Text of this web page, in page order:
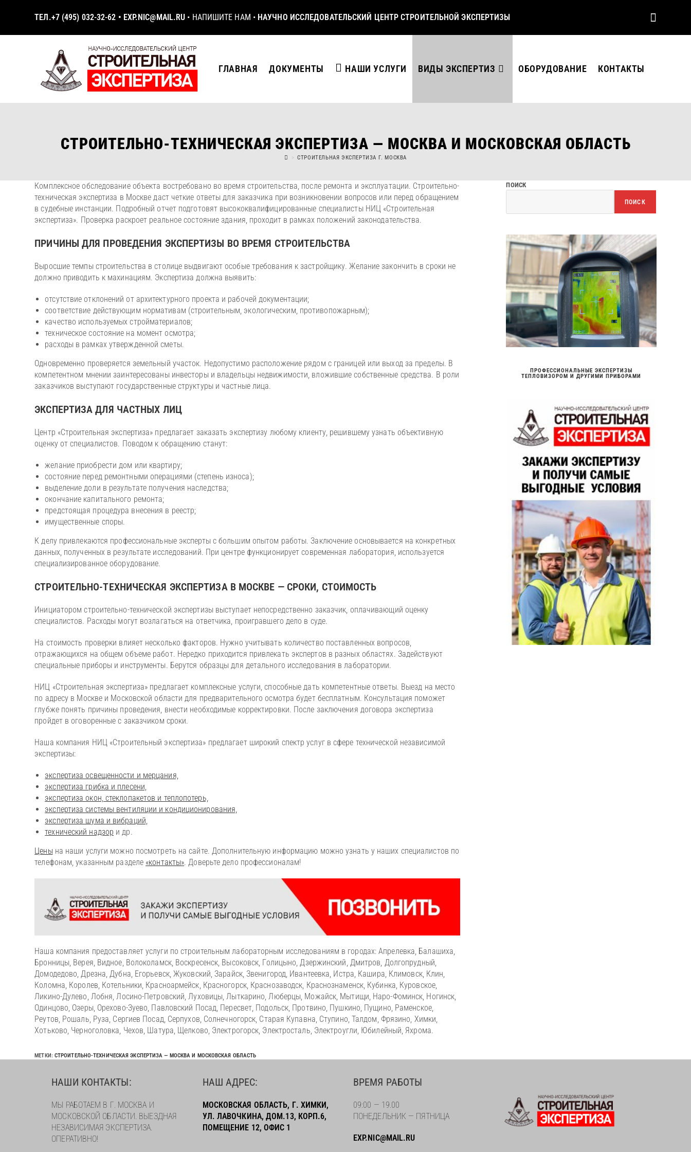
ТЕЛ.+7 (495) 032-32-62 • EXP.NIC@MAIL.RU • НАПИШИТЕ НАМ • НАУЧНО ИССЛЕДОВАТЕЛЬСКИЙ ЦЕНТР СТРОИТЕЛЬНОЙ ЭКСПЕРТИЗЫ
ГЛАВНАЯ ДОКУМЕНТЫ НАШИ УСЛУГИ ВИДЫ ЭКСПЕРТИЗ ОБОРУДОВАНИЕ КОНТАКТЫ
СТРОИТЕЛЬНО-ТЕХНИЧЕСКАЯ ЭКСПЕРТИЗА — МОСКВА И МОСКОВСКАЯ ОБЛАСТЬ
> СТРОИТЕЛЬНАЯ ЭКСПЕРТИЗА Г. МОСКВА
Комплексное обследование объекта востребовано во время строительства, после ремонта и эксплуатации. Строительно-
техническая экспертиза в Москве даст четкие ответы для заказчика при возникновении вопросов или перед обращением
в судебные инстанции. Подробный отчет подготовят высококвалифицированные специалисты НИЦ «Строительная
экспертиза». Проверка раскроет реальное состояние здания, проходит в рамках положений законодательства.
ПРИЧИНЫ ДЛЯ ПРОВЕДЕНИЯ ЭКСПЕРТИЗЫ ВО ВРЕМЯ СТРОИТЕЛЬСТВА
Выросшие темпы строительства в столице выдвигают особые требования к застройщику. Желание закончить в сроки не
должно приводить к махинациям. Экспертиза должна выявить:
отсутствие отклонений от архитектурного проекта и рабочей документации;
соответствие действующим нормативам (строительным, экологическим, противопожарным);
качество используемых стройматериалов;
техническое состояние на момент осмотра;
расходы в рамках утвержденной сметы.
Одновременно проверяется земельный участок. Недопустимо расположение рядом с границей или выход за пределы. В
компетентном мнении заинтересованы инвесторы и владельцы недвижимости, вложившие собственные средства. В роли
заказчиков выступают государственные структуры и частные лица.
ЭКСПЕРТИЗА ДЛЯ ЧАСТНЫХ ЛИЦ
Центр «Строительная экспертиза» предлагает заказать экспертизу любому клиенту, решившему узнать объективную
оценку от специалистов. Поводом к обращению станут:
желание приобрести дом или квартиру;
состояние перед ремонтными операциями (степень износа);
выделение доли в результате получения наследства;
окончание капитального ремонта;
предстоящая процедура внесения в реестр;
имущественные споры.
К делу привлекаются профессиональные эксперты с большим опытом работы. Заключение основывается на конкретных
данных, полученных в результате исследований. При центре функционирует современная лаборатория, используется
специализированное оборудование.
СТРОИТЕЛЬНО-ТЕХНИЧЕСКАЯ ЭКСПЕРТИЗА В МОСКВЕ — СРОКИ, СТОИМОСТЬ
Инициатором строительно-технической экспертизы выступает непосредственно заказчик, оплачивающий оценку
специалистов. Расходы могут возлагаться на ответчика, проигравшего дело в суде.
На стоимость проверки влияет несколько факторов. Нужно учитывать количество поставленных вопросов,
отражающихся на общем объеме работ. Нередко приходится привлекать экспертов в разных областях. Задействуют
специальные приборы и инструменты. Берутся образцы для детального исследования в лаборатории.
НИЦ «Строительная экспертиза» предлагает комплексные услуги, способные дать компетентные ответы. Выезд на место
по адресу в Москве и Московской области для предварительного осмотра будет бесплатным. Консультация поможет
глубже понять причины проведения, внести необходимые корректировки. После заключения договора экспертиза
пройдет в оговоренные с заказчиком сроки.
Наша компания НИЦ «Строительный экспертиза» предлагает широкий спектр услуг в сфере технической независимой
экспертизы:
экспертиза освещенности и мерцания,
экспертиза грибка и плесени,
экспертиза окон, стеклопакетов и теплопотерь,
экспертиза системы вентиляции и кондиционирования,
экспертиза шума и вибраций,
технический надзор и др.
Ценына наши услуги можно посмотреть на сайте. Дополнительную информацию можно узнать у наших специалистов по
телефонам, указанным разделе «контакты». Доверьте дело профессионалам!
Наша компания предоставляет услуги по строительным лабораторным исследованиям в городах: Апрелевка, Балашиха,
Бронницы, Верея, Видное, Волоколамск, Воскресенск, Высоковск, Голицыно, Дзержинский, Дмитров, Долгопрудный,
Домодедово, Дрезна, Дубна, Егорьевск, Жуковский, Зарайск, Звенигород, Ивантеевка, Истра, Кашира, Климовск, Клин,
Коломна, Королев, Котельники, Красноармейск, Красногорск, Краснозаводск, Краснознаменск, Кубинка, Куровское,
Ликино-Дулево, Лобня, Лосино-Петровский, Луховицы, Лыткарино, Люберцы, Можайск, Мытищи, Наро-Фоминск, Ногинск,
Одинцово, Озеры, Орехово-Зуево, Павловский Посад, Пересвет, Подольск, Протвино, Пушкино, Пущино, Раменское,
Реутов, Рошаль, Руза, Сергиев Посад, Серпухов, Солнечногорск, Старая Купавна, Ступино, Талдом, Фрязино, Химки,
Хотьково, Черноголовка, Чехов, Шатура, Щелково, Электрогорск, Электросталь, Электроугли, Юбилейный, Яхрома.
МЕТКИ: СТРОИТЕЛЬНО-ТЕХНИЧЕСКАЯ ЭКСПЕРТИЗА — МОСКВА И МОСКОВСКАЯ ОБЛАСТЬ
ПОИСК
ПОИСК
ПРОФЕССИОНАЛЬНЫЕ ЭКСПЕРТИЗЫ
ТЕПЛОВИЗОРОМ И ДРУГИМИ ПРИБОРАМИ
НАШИ КОНТАКТЫ:
МЫ РАБОТАЕМ В Г. МОСКВА И
МОСКОВСКОЙ ОБЛАСТИ. ВЫЕЗДНАЯ
НЕЗАВИСИМАЯ ЭКСПЕРТИЗА.
ОПЕРАТИВНО!
НАШ АДРЕС:
МОСКОВСКАЯ ОБЛАСТЬ, Г. ХИМКИ,
УЛ. ЛАВОЧКИНА, ДОМ.13, КОРП.6,
ПОМЕЩЕНИЕ 12, ОФИС 1
ВРЕМЯ РАБОТЫ
09:00 — 19.00
ПОНЕДЕЛЬНИК — ПЯТНИЦА
EXP.NIC@MAIL.RU